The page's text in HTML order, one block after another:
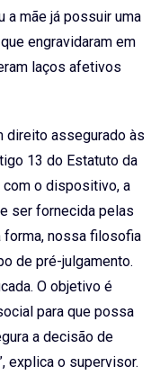
a mãe já possuir uma
engravidaram em
laços afetivos
direito assegurado às
13 do Estatuto da
com o dispositivo, a
ser fornecida pelas
forma, nossa filosofia
de pré-julgamento.
O objetivo é
para que possa
a decisão de
explica o supervisor.